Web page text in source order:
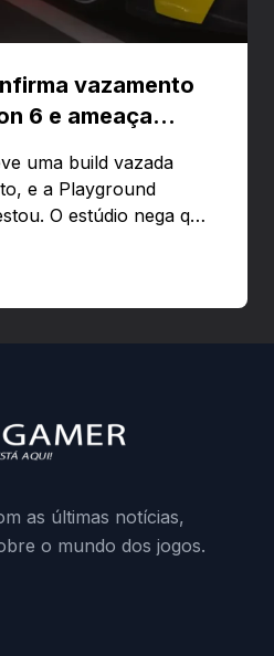
vazamento
6 e ameaça
uma build vazada
e a Playground
O estúdio nega que
usar versões não
do preload,
não autorizados
as últimas notícias,
o mundo dos jogos.